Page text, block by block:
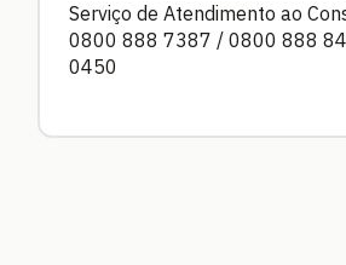
Serviço de Atendimento ao
0800 888 7387 / 0800 888
0450